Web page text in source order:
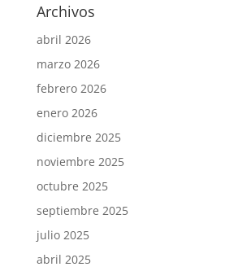
Archivos
abril 2026
marzo 2026
febrero 2026
enero 2026
diciembre 2025
noviembre 2025
octubre 2025
septiembre 2025
julio 2025
abril 2025